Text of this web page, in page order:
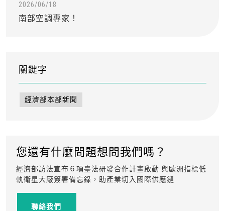
2026/06/18
南部空調專家！
關鍵字
經濟部本部新聞
您還有什麼問題想問我們嗎？
經濟部訪法宣布６項臺法研發合作計畫啟動 與歐洲指標低
軌衛星大廠簽署備忘錄，助產業切入國際供應鏈
聯絡我們